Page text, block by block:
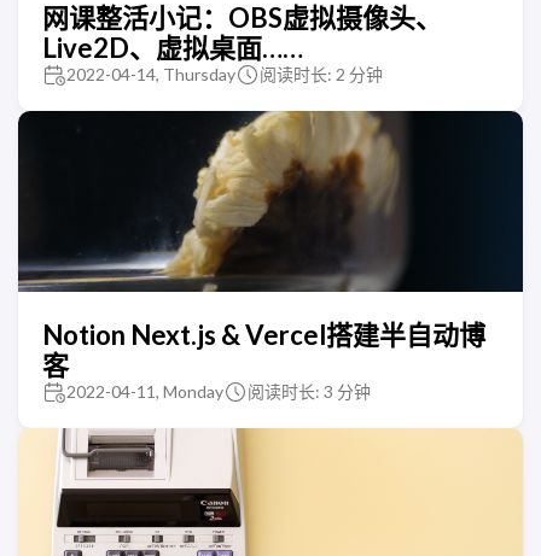
网课整活小记：OBS虚拟摄像头、
Live2D、虚拟桌面……
2022-04-14, Thursday 阅读时长: 2 分钟
Notion Next.js & Vercel搭建半自动博
客
2022-04-11, Monday 阅读时长: 3 分钟